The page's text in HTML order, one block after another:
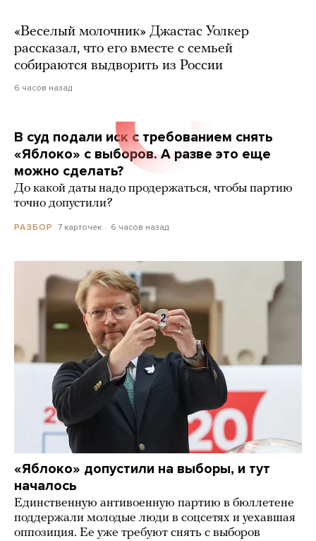
«Веселый молочник» Джастас Уолкер
рассказал, что его вместе с семьей
собираются выдворить из России
6 часов назад
В суд подали иск с требованием снять
«Яблоко» с выборов. А разве это еще
можно сделать?
До какой даты надо продержаться, чтобы партию
точно допустили?
РАЗБОР 7 карточек 6 часов назад
«Яблоко» допустили на выборы, и тут
началось
Единственную антивоенную партию в бюллетене
поддержали молодые люди в соцсетях и уехавшая
оппозиция. Ее уже требуют снять с выборов